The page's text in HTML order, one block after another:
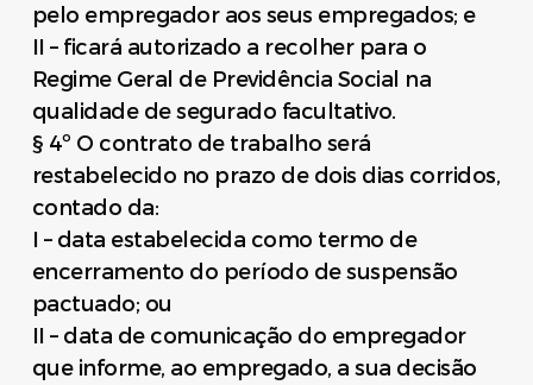
pelo empregador aos seus empregados; e
II – ficará autorizado a recolher para o
Regime Geral de Previdência Social na
qualidade de segurado facultativo.
§ 4º O contrato de trabalho será
restabelecido no prazo de dois dias corridos,
contado da:
I – data estabelecida como termo de
encerramento do período de suspensão
pactuado; ou
II – data de comunicação do empregador
que informe, ao empregado, a sua decisão